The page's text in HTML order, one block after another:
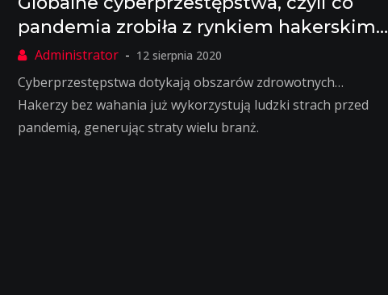
pandemia zrobiła z rynkiem hakerskim…
12 sierpnia 2020
Cyberprzestępstwa dotykają obszarów zdrowotnych…
Hakerzy bez wahania już wykorzystują ludzki strach przed
pandemią, generując straty wielu branż.